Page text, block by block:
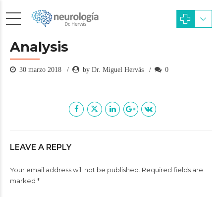
Analysis
30 marzo 2018 by Dr. Miguel Hervás 0
LEAVE A REPLY
Your email address will not be published. Required fields are
marked *